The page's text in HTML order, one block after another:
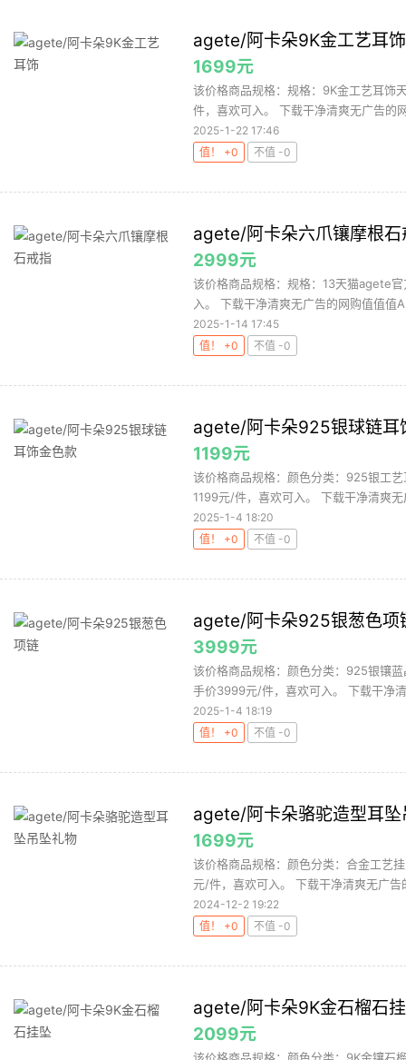
agete/阿卡朵9K金工艺耳饰
1699元
该价格商品规格：规格：9K金工艺耳饰
件，喜欢可入。 下载干净清爽无广告的
2025-1-22 17:46
值！ +0
不值 -0
agete/阿卡朵六爪镶摩根石
2999元
该价格商品规格：规格：13天猫agete
入。 下载干净清爽无广告的网购值值值
2025-1-14 17:45
值！ +0
不值 -0
agete/阿卡朵925银球链耳
1199元
该价格商品规格：颜色分类：925银工
1199元/件，喜欢可入。 下载干净清爽
2025-1-4 18:20
值！ +0
不值 -0
agete/阿卡朵925银葱色项
3999元
该价格商品规格：颜色分类：925银镶
手价3999元/件，喜欢可入。 下载干净
2025-1-4 18:19
值！ +0
不值 -0
agete/阿卡朵骆驼造型耳坠
1699元
该价格商品规格：颜色分类：合金工艺
元/件，喜欢可入。 下载干净清爽无广
2024-12-2 19:22
值！ +0
不值 -0
agete/阿卡朵9K金石榴石
2099元